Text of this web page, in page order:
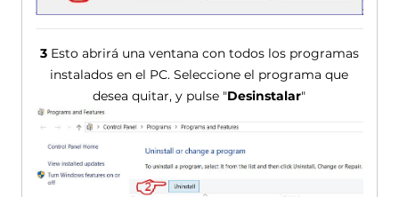
3Esto abrirá una ventana con todos los programas
instalados en el PC. Seleccione el programa que
desea quitar, y pulse "Desinstalar"